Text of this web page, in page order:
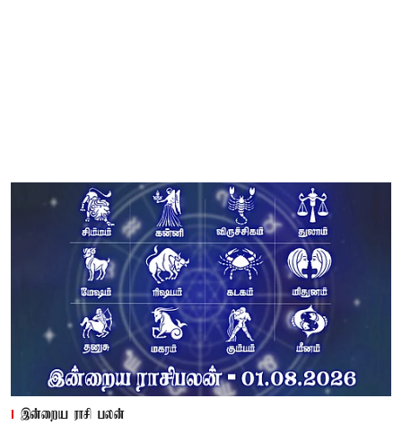
இன்றைய ராசி பலன்